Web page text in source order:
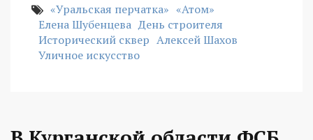
«Уральская перчатка» «Атом»
Елена Шубенцева День строителя
Исторический сквер Алексей Шахов
Уличное искусство